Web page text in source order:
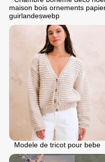
maison bois ornements
guirlandeswebp
Modele de tricot pour bebe